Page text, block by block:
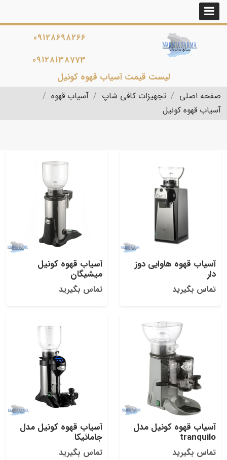
لیست قیمت آسیاب قهوه کونیل
09128698266
09128138773
صفحه اصلی تجهیزات کافی شاپ
آسیاب قهوه
آسیاب قهوه کونیل
آسیاب قهوه هاوایی دوز
دار
تماس بگیرید
آسیاب قهوه کونیل
میشیگان
تماس بگیرید
آسیاب قهوه کونیل مدل
tranquilo
تماس بگیرید
آسیاب قهوه کونیل مدل
جامائیکا
تماس بگیرید